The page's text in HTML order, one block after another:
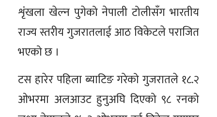
शृंखला खेल्न पुगेको नेपाली टोलीसँग भारतीय
राज्य स्तरीय गुजरातलाई आठ विकेटले पराजित
भएको छ ।
टस हारेर पहिला ब्याटिङ गरेको गुजरातले १८.२
ओभरमा अलआउट हुनुअघि दिएको ९८ रनको